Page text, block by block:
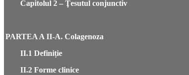
Capitolul 2 – Ţesutul conjunctiv
PARTEA A II-A. Colagenoza
II.1 Definiție
II.2 Forme clinice